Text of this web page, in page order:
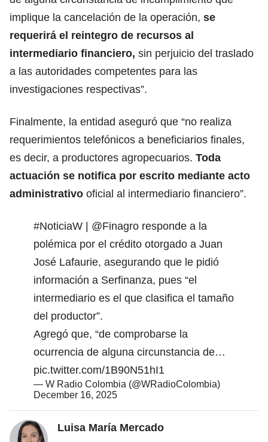
implique la cancelación de la operación, se
requerirá el reintegro de recursos al
intermediario financiero, sin perjuicio del traslado
a las autoridades competentes para las
investigaciones respectivas”.
Finalmente, la entidad aseguró que “no realiza
requerimientos telefónicos a beneficiarios finales,
es decir, a productores agropecuarios. Toda
actuación se notifica por escrito mediante acto
administrativo oficial al intermediario financiero”.
#NoticiaW | @Finagro responde a la
polémica por el crédito otorgado a Juan
José Lafaurie, asegurando que le pidió
información a Serfinanza, pues “el
intermediario es el que clasifica el tamaño
del productor”.
Agregó que, “de comprobarse la
ocurrencia de alguna circunstancia de…
pic.twitter.com/1B90N51hI1
— W Radio Colombia (@WRadioColombia)
December 16, 2025
Luisa María Mercado